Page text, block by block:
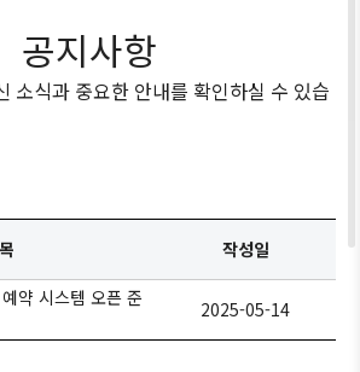
공지사항
소식과 중요한 안내를 확인하실 수 있습
작성일
약 시스템 오픈 준
2025-05-14